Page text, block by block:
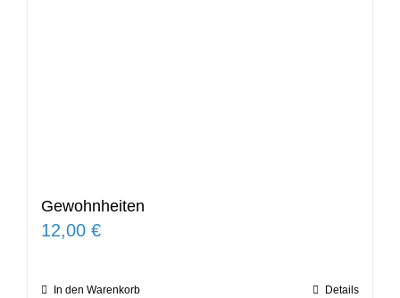
Gewohnheiten
12,00 €
In den Warenkorb Details